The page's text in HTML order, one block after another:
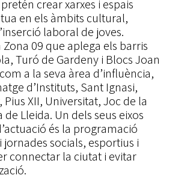
crear xarxes i espais
en els àmbits cultural,
laboral de joves.
Zona 09 que aplega els barris
Turó de Gardeny i Blocs Joan
a la seva àrea d’influència,
d’Instituts, Sant Ignasi,
Pius XII, Universitat, Joc de la
de Lleida. Un dels seus eixos
és la programació
jornades socials, esportius i
connectar la ciutat i evitar